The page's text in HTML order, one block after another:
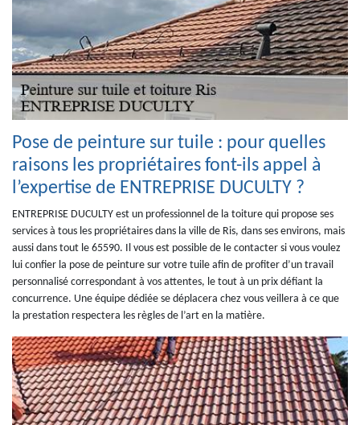
Pose de peinture sur tuile : pour quelles
raisons les propriétaires font-ils appel à
l’expertise de ENTREPRISE DUCULTY ?
ENTREPRISE DUCULTY est un professionnel de la toiture qui propose ses
services à tous les propriétaires dans la ville de Ris, dans ses environs, mais
aussi dans tout le 65590. Il vous est possible de le contacter si vous voulez
lui confier la pose de peinture sur votre tuile afin de profiter d’un travail
personnalisé correspondant à vos attentes, le tout à un prix défiant la
concurrence. Une équipe dédiée se déplacera chez vous veillera à ce que
la prestation respectera les règles de l’art en la matière.